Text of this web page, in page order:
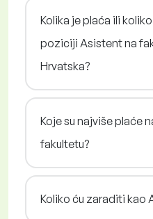
Kolika je plaća ili
poziciji Asistent na
Hrvatska?
Koje su najviše plaće
fakultetu?
Koliko ću zaraditi kao